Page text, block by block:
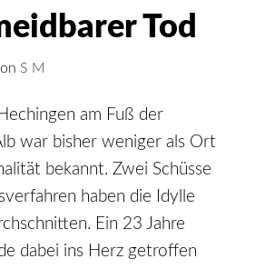
Tod
S M
am Fuß der
war bisher weniger als Ort
bekannt. Zwei Schüsse
haben die Idylle
Ein 23 Jahre
dabei ins Herz getroffen